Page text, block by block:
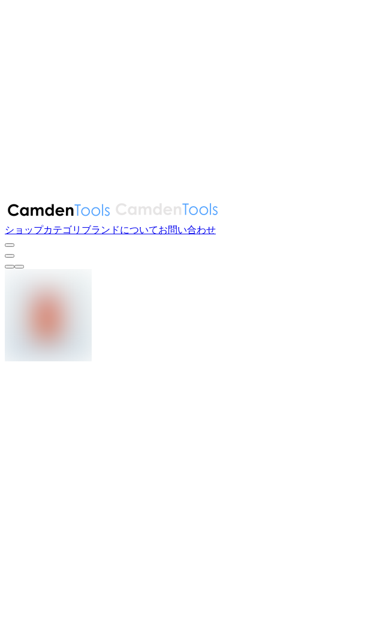
ショップカテゴリ ブランドについてお問い合わせ